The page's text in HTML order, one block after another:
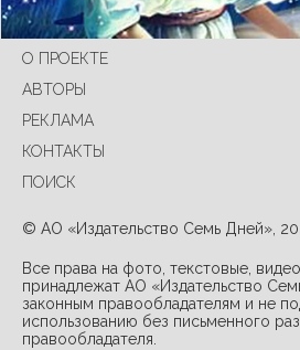
О ПРОЕКТЕ
АВТОРЫ
РЕКЛАМА
КОНТАКТЫ
ПОИСК
© АО «Издательство Семь Дней»,
Все права на фото, текстовые,
принадлежат АО «Издательство
законным правообладателям и не
использованию без письменного
правообладателя.